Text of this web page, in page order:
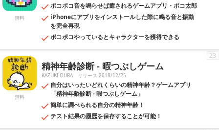
無料
ポコポコ音を鳴らせば癒されるゲームアプリ・ポコ太郎
iPhoneにアプリをインストールした際に鳴る音と振動
を完全再現
ポコポコやっているとキャラクターを獲得できる
無料
精神年齢診断 - 暇つぶしゲーム
KAZUKI OURA リリース 2018/12/25
自分はいったいどれくらいの精神年齢？ゲームアプリ
「精神年齢診断 - 暇つぶしゲーム」
簡単に調べられる自分の精神年齢！
テスト結果の履歴を保存することが可能！
23